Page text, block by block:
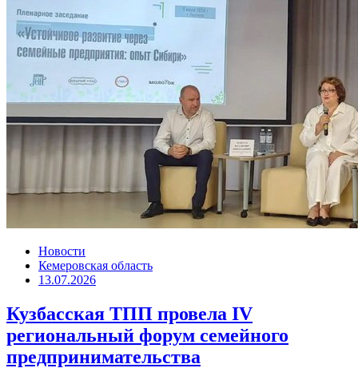
Новости
Кемеровская область
13.07.2026
Кузбасская ТПП провела IV
региональный форум семейного
предпринимательства